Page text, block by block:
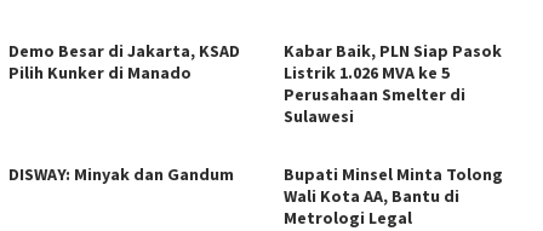
Demo Besar di Jakarta, KSAD
Pilih Kunker di Manado
Kabar Baik, PLN Siap Pasok
Listrik 1.026 MVA ke 5
Perusahaan Smelter di
Sulawesi
DISWAY: Minyak dan Gandum
Bupati Minsel Minta Tolong
Wali Kota AA, Bantu di
Metrologi Legal